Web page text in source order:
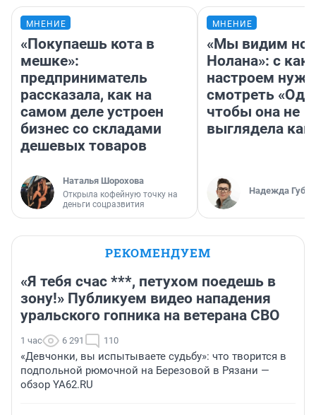
МНЕНИЕ
«Покупаешь кота в
мешке»:
предприниматель
рассказала, как на
самом деле устроен
бизнес со складами
дешевых товаров
Наталья Шорохова
Открыла кофейную точку на
деньги соцразвития
МНЕНИЕ
«Мы видим
Нолана»: с
настроем
смотреть
чтобы она не
выглядела как
Надежда
РЕКОМЕНДУЕМ
«Я тебя счас ***, петухом поедешь в
зону!» Публикуем видео нападения
уральского гопника на ветерана СВО
1 час 6 291 110
«Девчонки, вы испытываете судьбу»: что творится в
подпольной рюмочной на Березовой в Рязани —
обзор YA62.RU